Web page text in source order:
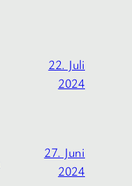
22. Juli
2024
27. Juni
2024